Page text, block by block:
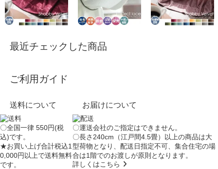
最近チェックした商品
ご利用ガイド
送料について
〇全国一律 550円(税
込)です。
★お買い上げ合計税込1
0,000円以上で送料無料
です。
お届けについて
〇運送会社のご指定はできません。
〇長さ240cm（江戸間4.5畳）以上の商品は大
型荷物となり、配送日指定不可 、集合住宅の場
合は1階でのお渡しが原則となります。
詳しくはこちら